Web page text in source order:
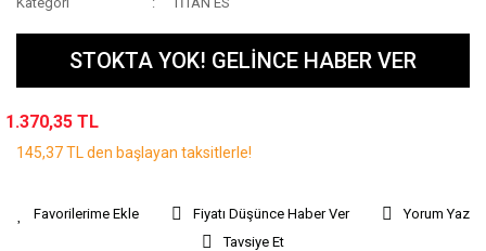
STOKTA YOK! GELİNCE HABER VER
1.370,35 TL
145,37 TL den başlayan taksitlerle!
Fiyatı Düşünce Haber Ver
Yorum Yaz
Tavsiye Et